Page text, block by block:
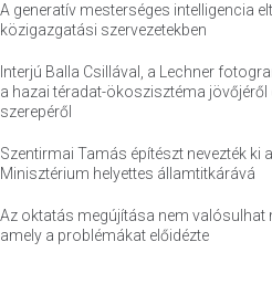
A generatív mesterséges intelligencia
közigazgatási szervezetekben
Interjú Balla Csillával, a Lechner
a hazai téradat-ökoszisztéma jövőjéről
szerepéről
Szentirmai Tamás építészt nevezték ki
Minisztérium helyettes államtitkárává
Az oktatás megújítása nem valósulhat
amely a problémákat előidézte